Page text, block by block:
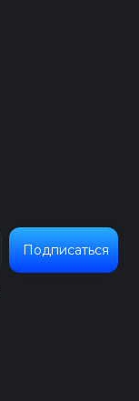
Подписаться